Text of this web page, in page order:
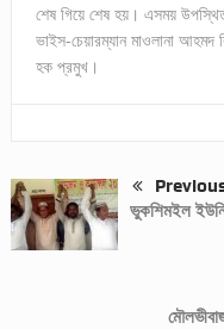
শেষ গিয়ে শেষ হয়। এসময়
ভাইস-চেয়ারম্যান মাওলানা
হক প্রমুখ।
ভুকশিমইল